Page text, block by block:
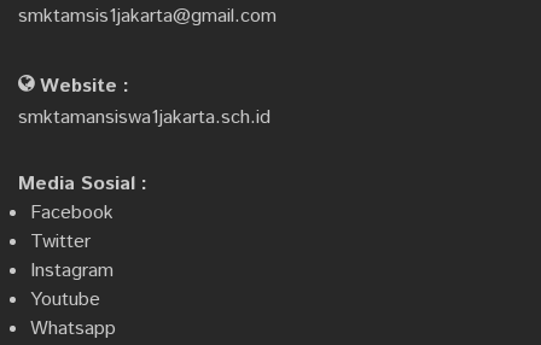
smktamsis1jakarta@gmail.com
Website :
smktamansiswa1jakarta.sch.id
Media Sosial :
Facebook
Twitter
Instagram
Youtube
Whatsapp